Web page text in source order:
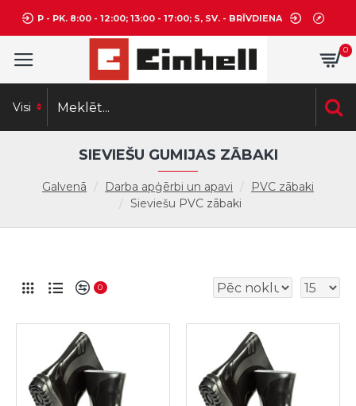
P - PK. 8:00 - 12:00; 13:00 - 17:00; S, SV. - BRĪVDIENA
0
Visi
Galvenā Darba apģērbi un apavi
PVC zābaki
Sieviešu PVC zābaki
SIEVIEŠU GUMIJAS ZĀBAKI
0